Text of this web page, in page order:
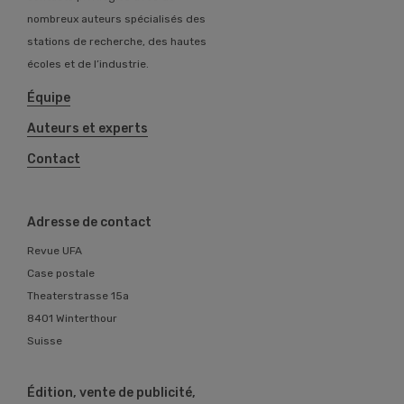
nombreux auteurs spécialisés des
stations de recherche, des hautes
écoles et de l’industrie.
Équipe
Auteurs et experts
Contact
Adresse de contact
Revue UFA
Case postale
Theaterstrasse 15a
8401 Winterthour
Suisse
Édition, vente de publicité,